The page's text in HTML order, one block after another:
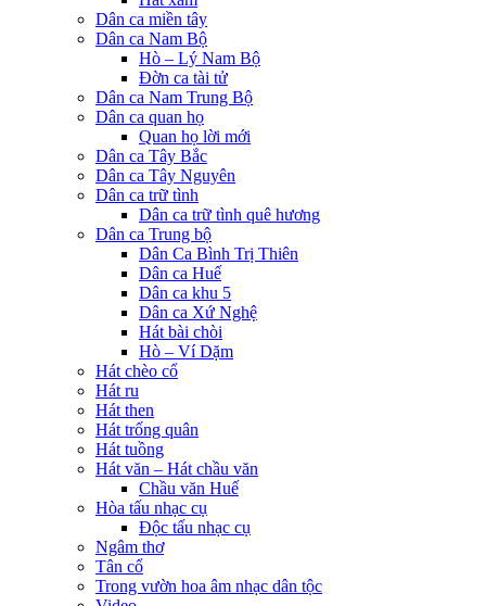
Dân ca miền tây
Dân ca Nam Bộ
Hò – Lý Nam Bộ
Đờn ca tài tử
Dân ca Nam Trung Bộ
Dân ca quan họ
Quan họ lời mới
Dân ca Tây Bắc
Dân ca Tây Nguyên
Dân ca trữ tình
Dân ca trữ tình quê hương
Dân ca Trung bộ
Dân Ca Bình Trị Thiên
Dân ca Huế
Dân ca khu 5
Dân ca Xứ Nghệ
Hát bài chòi
Hò – Ví Dặm
Hát chèo cổ
Hát ru
Hát then
Hát trống quân
Hát tuồng
Hát văn – Hát chầu văn
Chầu văn Huế
Hòa tấu nhạc cụ
Độc tấu nhạc cụ
Ngâm thơ
Tân cổ
Trong vườn hoa âm nhạc dân tộc